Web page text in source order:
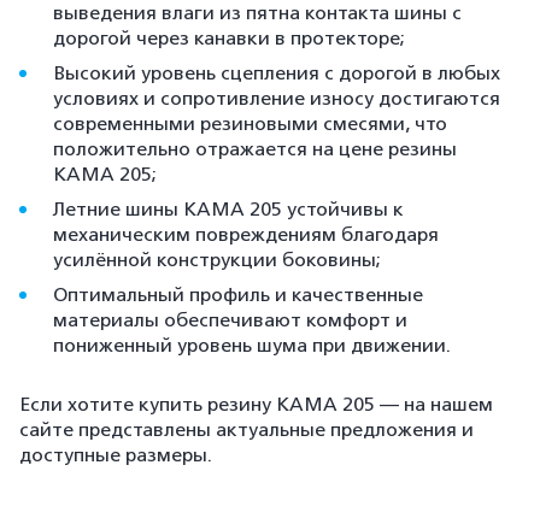
выведения влаги из пятна контакта шины с
дорогой через канавки в протекторе;
Высокий уровень сцепления с дорогой в любых
условиях и сопротивление износу достигаются
современными резиновыми смесями, что
положительно отражается на цене резины
КАМА 205;
Летние шины КАМА 205 устойчивы к
механическим повреждениям благодаря
усилённой конструкции боковины;
Оптимальный профиль и качественные
материалы обеспечивают комфорт и
пониженный уровень шума при движении.
Если хотите купить резину КАМА 205 — на нашем
сайте представлены актуальные предложения и
доступные размеры.